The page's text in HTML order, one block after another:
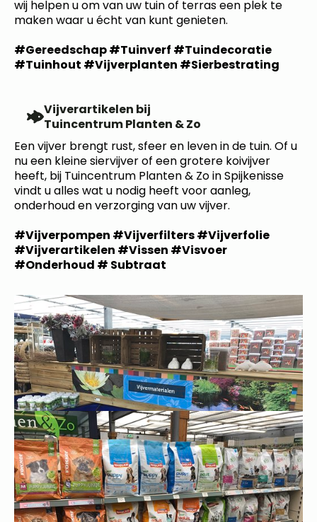
wij helpen u om van uw tuin of terras een plek te
maken waar u écht van kunt genieten.
#Gereedschap #Tuinverf #Tuindecoratie
#Tuinhout #Vijverplanten #Sierbestrating
Vijverartikelen bij
Tuincentrum Planten & Zo
Een vijver brengt rust, sfeer en leven in de tuin. Of u
nu een kleine siervijver of een grotere koivijver
heeft, bij Tuincentrum Planten & Zo in Spijkenisse
vindt u alles wat u nodig heeft voor aanleg,
onderhoud en verzorging van uw vijver.
#Vijverpompen #Vijverfilters #Vijverfolie
#Vijverartikelen #Vissen #Visvoer
#Onderhoud # Subtraat